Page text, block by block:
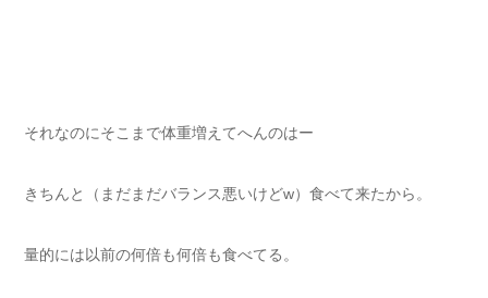
それなのにそこまで体重増えてへんのはー
きちんと（まだまだバランス悪いけどw）食べて来たから。
量的には以前の何倍も何倍も食べてる。